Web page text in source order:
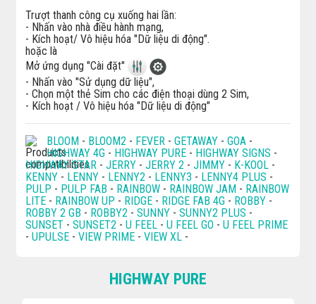
Trượt thanh công cụ xuống hai lần:
- Nhấn vào nhà điều hành mạng,
- Kích hoạt/ Vô hiệu hóa "Dữ liệu di động".
hoặc là
Mở ứng dụng "Cài đặt"
- Nhấn vào "Sử dụng dữ liệu",
- Chọn một thẻ Sim cho các điện thoại dùng 2 Sim,
- Kích hoạt / Vô hiệu hóa "Dữ liệu di động"
BLOOM- BLOOM2- FEVER - GETAWAY- GOA-
HIGHWAY 4G- HIGHWAY PURE - HIGHWAY SIGNS -
HIGHWAY STAR - JERRY- JERRY 2- JIMMY- K-KOOL-
KENNY- LENNY- LENNY2- LENNY3 - LENNY4 PLUS -
PULP - PULP FAB - RAINBOW- RAINBOW JAM - RAINBOW
LITE - RAINBOW UP - RIDGE - RIDGE FAB 4G - ROBBY-
ROBBY 2 GB - ROBBY2- SUNNY- SUNNY2 PLUS -
SUNSET- SUNSET2- U FEEL- U FEEL GO- U FEEL PRIME
- UPULSE - VIEW PRIME- VIEW XL-
HIGHWAY PURE